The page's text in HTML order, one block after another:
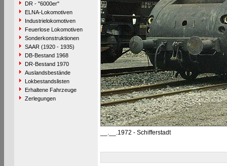
DR - "6000er"
ELNA-Lokomotiven
Industrielokomotiven
Feuerlose Lokomotiven
Sonderkonstruktionen
SAAR (1920 - 1935)
DB-Bestand 1968
DR-Bestand 1970
Auslandsbestände
Lokbestandslisten
Erhaltene Fahrzeuge
Zerlegungen
__.__.1972 - Schifferstadt